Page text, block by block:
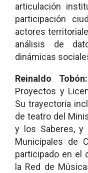
articulación
participación
actores
análisis de
dinámicas
Reinaldo Tobón:
Proyectos y
Su trayectoria
de teatro del
y los Saberes, y
Municipales de
participado en el
la Red de